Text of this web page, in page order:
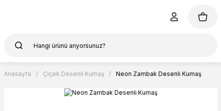
Anasayfa Çiçek Desenli Kumaş Neon Zambak Desenli Kumaş